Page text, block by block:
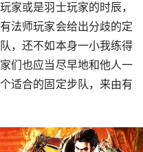
家或是羽士玩家的时辰，
法师玩家会给出分歧的定
，还不如本身一小我练得
们也应当尽早地和他人一
适合的固定步队，来由有